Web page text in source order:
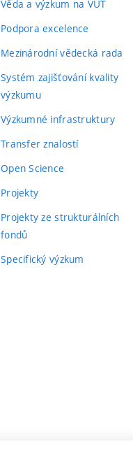
Věda a výzkum na VUT
Podpora excelence
Mezinárodní vědecká rada
Systém zajišťování kvality
výzkumu
Výzkumné infrastruktury
Transfer znalostí
Open Science
Projekty
Projekty ze strukturálních
fondů
Specifický výzkum